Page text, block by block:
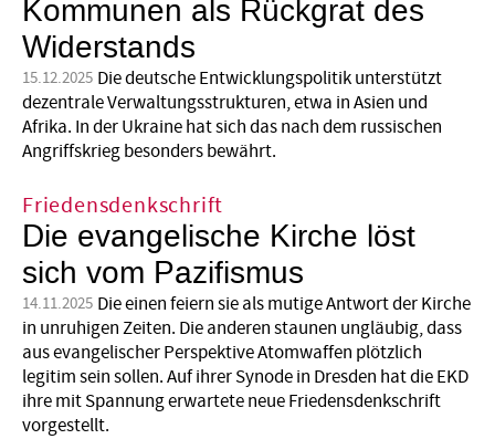
Kommunen als Rückgrat des
Widerstands
15.12.2025 Die deutsche Entwicklungspolitik unterstützt
dezentrale Verwaltungsstrukturen, etwa in Asien und
Afrika. In der Ukraine hat sich das nach dem russischen
Angriffskrieg besonders bewährt.
Friedensdenkschrift
Die evangelische Kirche löst
sich vom Pazifismus
14.11.2025 Die einen feiern sie als mutige Antwort der Kirche
in unruhigen Zeiten. Die anderen staunen ungläubig, dass
aus evangelischer Perspektive Atomwaffen plötzlich
legitim sein sollen. Auf ihrer Synode in Dresden hat die EKD
ihre mit Spannung erwartete neue Friedensdenkschrift
vorgestellt.